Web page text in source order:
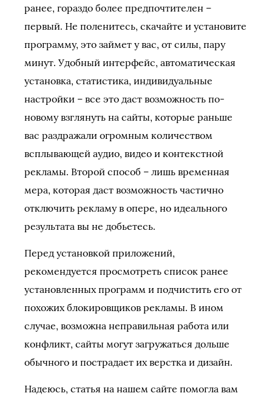
ранее, гораздо более предпочтителен –
первый. Не поленитесь, скачайте и установите
программу, это займет у вас, от силы, пару
минут. Удобный интерфейс, автоматическая
установка, статистика, индивидуальные
настройки – все это даст возможность по-
новому взглянуть на сайты, которые раньше
вас раздражали огромным количеством
всплывающей аудио, видео и контекстной
рекламы. Второй способ – лишь временная
мера, которая даст возможность частично
отключить рекламу в опере, но идеального
результата вы не добьетесь.
Перед установкой приложений,
рекомендуется просмотреть список ранее
установленных программ и подчистить его от
похожих блокировщиков рекламы. В ином
случае, возможна неправильная работа или
конфликт, сайты могут загружаться дольше
обычного и пострадает их верстка и дизайн.
Надеюсь, статья на нашем сайте помогла вам